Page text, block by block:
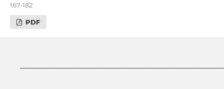
167-182
PDF